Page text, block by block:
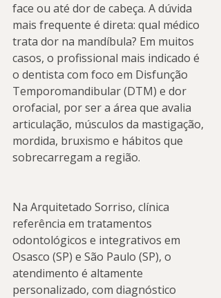
face ou até dor de cabeça. A dúvida
mais frequente é direta: qual médico
trata dor na mandíbula? Em muitos
casos, o profissional mais indicado é
o dentista com foco em Disfunção
Temporomandibular (DTM) e dor
orofacial, por ser a área que avalia
articulação, músculos da mastigação,
mordida, bruxismo e hábitos que
sobrecarregam a região.
Na Arquitetado Sorriso, clínica
referência em tratamentos
odontológicos e integrativos em
Osasco (SP) e São Paulo (SP), o
atendimento é altamente
personalizado, com diagnóstico